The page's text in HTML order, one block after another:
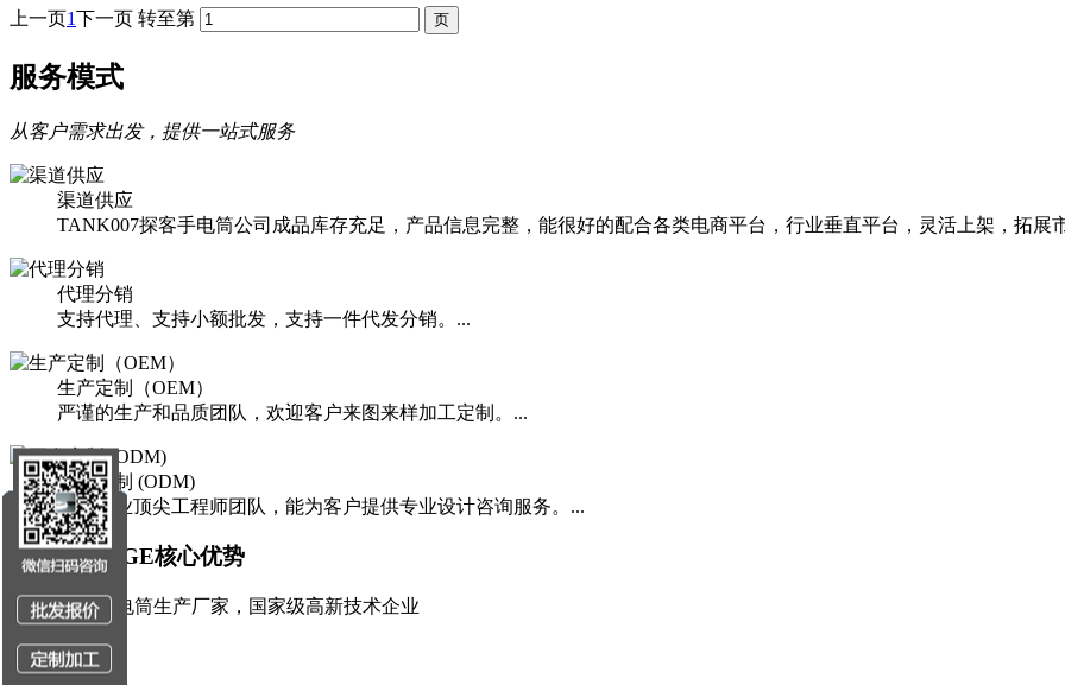
上一页1下一页 转至第
服务模式
从客户需求出发，提供一站式服务
渠道供应
TANK007探客手电筒公司成品库存充足，产品信息完整，能很好的配合各类电商平台，行业垂直平台，灵活上架，拓展
代理分销
支持代理、支持小额批发，支持一件代发分销。...
生产定制（OEM）
严谨的生产和品质团队，欢迎客户来图来样加工定制。...
开发定制 (ODM)
手电行业顶尖工程师团队，能为客户提供专业设计咨询服务。...
ADVANTAGE核心优势
20年+专业手电筒生产厂家，国家级高新技术企业